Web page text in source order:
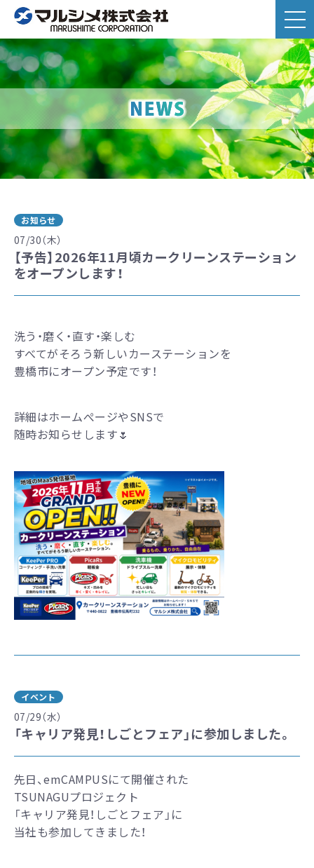
お知らせ
07/30（木）
【予告】2026年11月頃カークリーンステーション
をオープンします！
洗う・磨く・直す・楽しむ
すべてがそろう新しいカーステーションを
豊橋市にオープン予定です！
詳細はホームぺージやSNSで
随時お知らせします🌷
イベント
07/29（水）
「キャリア発見！しごとフェア」に参加しました。
先日、emCAMPUSにて開催された
TSUNAGUプロジェクト
「キャリア発見！しごとフェア」に
当社も参加してきました！